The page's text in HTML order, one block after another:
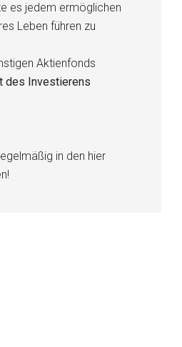
es jedem ermöglichen
Leben führen zu
Aktienfonds
des Investierens
in den hier